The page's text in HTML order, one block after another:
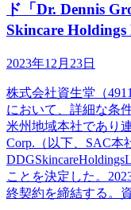
ド「Dr. Dennis
Skincare
2023年12月23日
株式会社資生堂（
において、詳細な条
米州地域本社であり
Corp.（以下、SAC本
ことを決定した。
終契約を締結する。